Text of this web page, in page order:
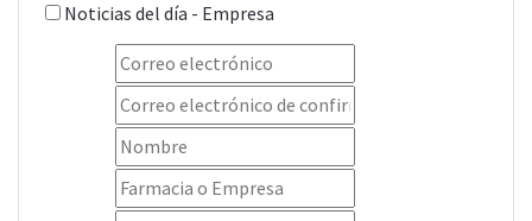
Noticias del día - Empresa